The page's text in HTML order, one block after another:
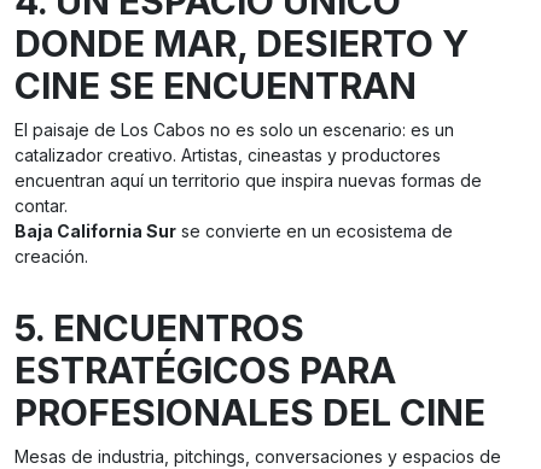
DONDE MAR, DESIERTO Y
CINE SE ENCUENTRAN
El paisaje de Los Cabos no es solo un escenario: es un
catalizador creativo. Artistas, cineastas y productores
encuentran aquí un territorio que inspira nuevas formas de
contar.
Baja California Sur se convierte en un ecosistema de
creación.
5. ENCUENTROS
ESTRATÉGICOS PARA
PROFESIONALES DEL CINE
Mesas de industria, pitchings, conversaciones y espacios de